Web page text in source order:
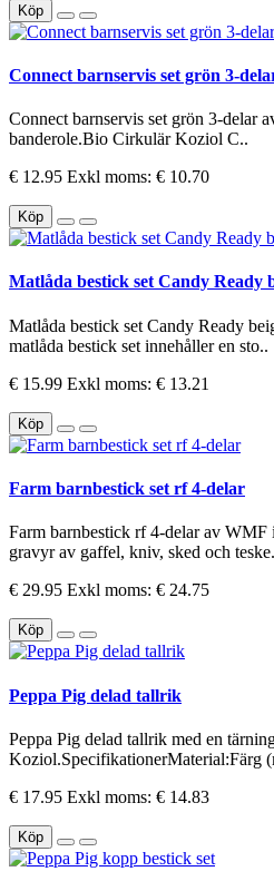
Köp
Connect barnservis set grön 3-
Connect barnservis set grön 3-delar
banderole.Bio Cirkulär Koziol C..
€ 12.95 Exkl moms: € 10.70
Köp
Matlåda bestick set Candy Ready
Matlåda bestick set Candy Ready
matlåda bestick set innehåller en sto..
€ 15.99 Exkl moms: € 13.21
Köp
Farm barnbestick set rf 4-delar
Farm barnbestick rf 4-delar av WMF
gravyr av gaffel, kniv, sked och
€ 29.95 Exkl moms: € 24.75
Köp
Peppa Pig delad tallrik
Peppa Pig delad tallrik med en
Koziol.SpecifikationerMaterial:Färg
€ 17.95 Exkl moms: € 14.83
Köp